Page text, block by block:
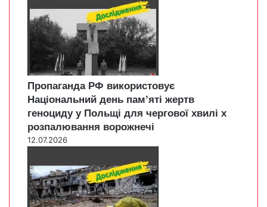
Пропаганда РФ використовує
Національний день пам’яті жертв
геноциду у Польщі для чергової хвилі х
розпалювання ворожнечі
12.07.2026